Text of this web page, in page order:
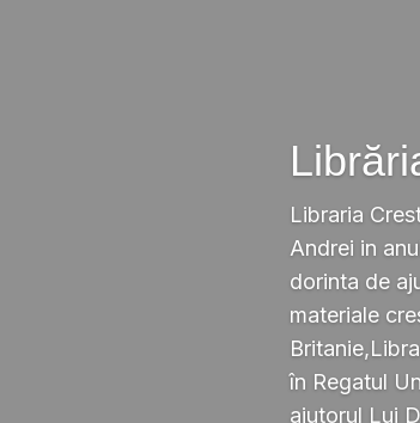
Libraria
Andrei in
dorinta de
materiale
în Regatul
ajutorul Lui